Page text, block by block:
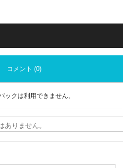
コメント (0)
ックは利用できません。
ありません。